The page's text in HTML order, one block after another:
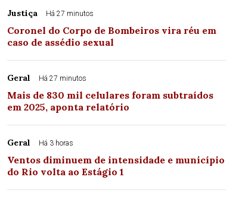
Justiça Há 27 minutos
Coronel do Corpo de Bombeiros vira réu em
caso de assédio sexual
Geral Há 27 minutos
Mais de 830 mil celulares foram subtraídos
em 2025, aponta relatório
Geral Há 3 horas
Ventos diminuem de intensidade e município
do Rio volta ao Estágio 1